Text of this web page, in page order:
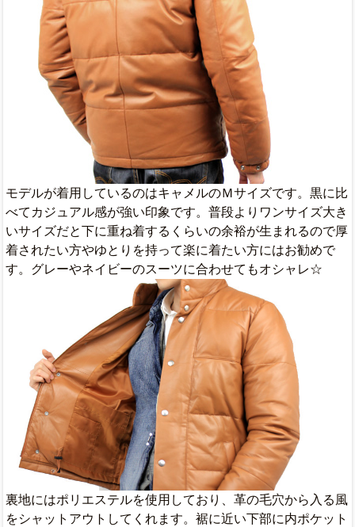
モデルが着用しているのはキャメルのＭサイズです。黒に比
べてカジュアル感が強い印象です。普段よりワンサイズ大き
いサイズだと下に重ね着するくらいの余裕が生まれるので厚
着されたい方やゆとりを持って楽に着たい方にはお勧めで
す。グレーやネイビーのスーツに合わせてもオシャレ☆
裏地にはポリエステルを使用しており、革の毛穴から入る風
をシャットアウトしてくれます。裾に近い下部に内ポケット